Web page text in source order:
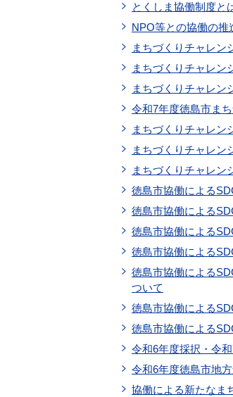
とくしま協働制度と
NPO等との協働の推
まちづくりチャレン
まちづくりチャレン
まちづくりチャレ
令和7年度徳島市ま
まちづくりチャレン
まちづくりチャレン
まちづくりチャレ
徳島市協働による
徳島市協働による
徳島市協働による
徳島市協働による
徳島市協働による
ついて
徳島市協働による
徳島市協働による
令和6年度採択・令
令和6年度徳島市地
協働による新たなま